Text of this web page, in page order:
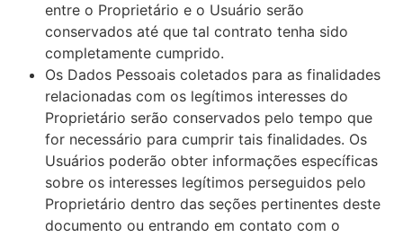
entre o Proprietário e o Usuário serão
conservados até que tal contrato tenha sido
completamente cumprido.
Os Dados Pessoais coletados para as finalidades
relacionadas com os legítimos interesses do
Proprietário serão conservados pelo tempo que
for necessário para cumprir tais finalidades. Os
Usuários poderão obter informações específicas
sobre os interesses legítimos perseguidos pelo
Proprietário dentro das seções pertinentes deste
documento ou entrando em contato com o